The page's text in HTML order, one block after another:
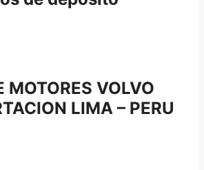
MOTORES VOLVO
LIMA – PERU